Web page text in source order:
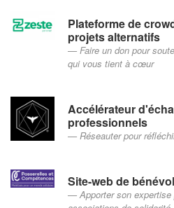
Plateforme de
projets alternatifs
Faire un don pour
qui vous tient à cœur
Accélérateur
professionnels
Réseauter pour
Site-web de
Apporter son expertise